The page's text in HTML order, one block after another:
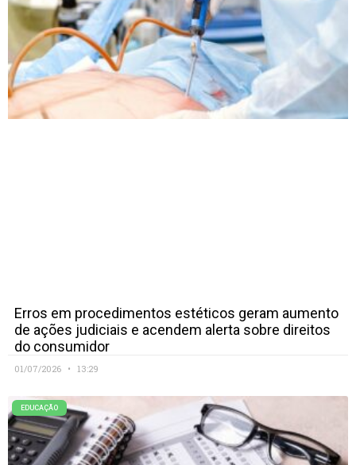
Erros em procedimentos estéticos geram aumento
de ações judiciais e acendem alerta sobre direitos
do consumidor
01/07/2026 13:29
EDUCAÇÃO